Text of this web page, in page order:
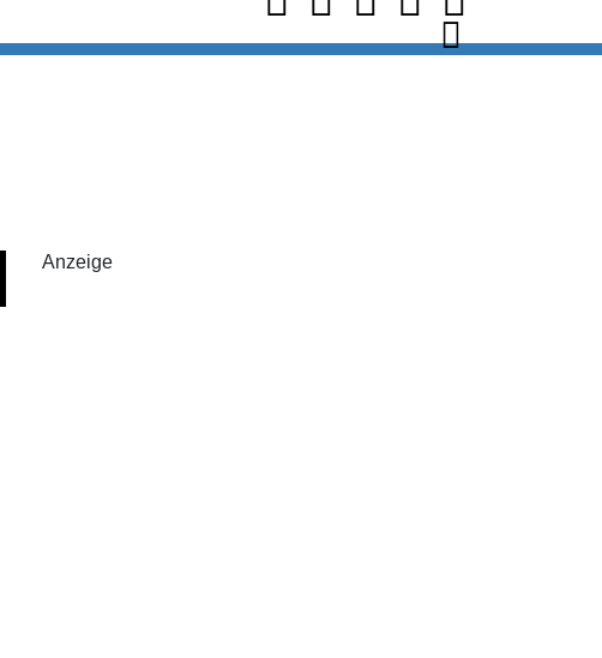
Anzeige